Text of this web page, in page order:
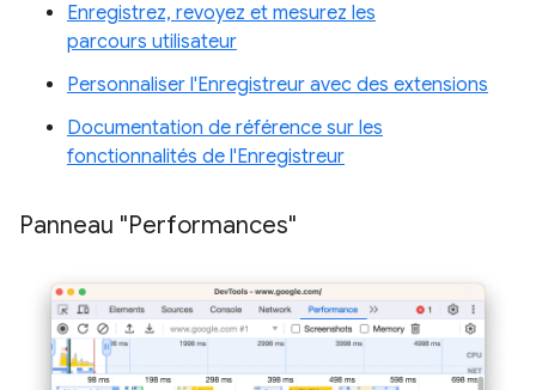
Enregistrez, revoyez et mesurez les
parcours utilisateur
Personnaliser l'Enregistreur avec des extensions
Documentation de référence sur les
fonctionnalités de l'Enregistreur
Panneau "Performances"